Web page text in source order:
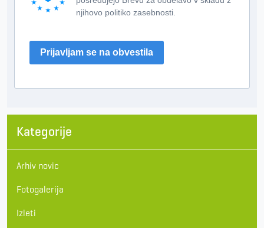
njihovo politiko zasebnosti.
Prijavljam se na obvestila
Kategorije
Arhiv novic
Fotogalerija
Izleti